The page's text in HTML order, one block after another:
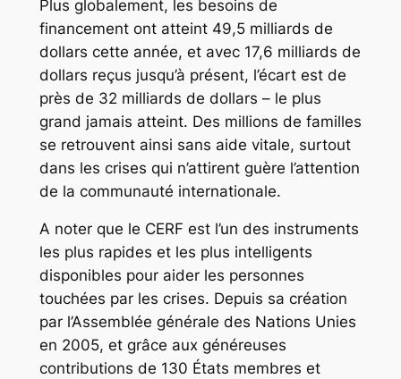
Plus globalement, les besoins de
financement ont atteint 49,5 milliards de
dollars cette année, et avec 17,6 milliards de
dollars reçus jusqu’à présent, l’écart est de
près de 32 milliards de dollars – le plus
grand jamais atteint. Des millions de familles
se retrouvent ainsi sans aide vitale, surtout
dans les crises qui n’attirent guère l’attention
de la communauté internationale.
A noter que le CERF est l’un des instruments
les plus rapides et les plus intelligents
disponibles pour aider les personnes
touchées par les crises. Depuis sa création
par l’Assemblée générale des Nations Unies
en 2005, et grâce aux généreuses
contributions de 130 États membres et